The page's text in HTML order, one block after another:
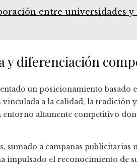
entre universidades y
y diferenciación
un posicionamiento basado
a la calidad, la tradición
entorno altamente competitivo
sumado a campañas publicitarias
impulsado el reconocimiento de